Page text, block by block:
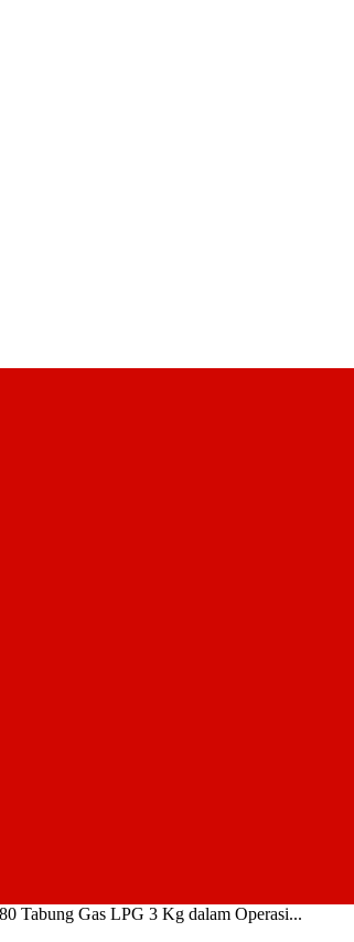
Tabung Gas LPG 3 Kg dalam Operasi...